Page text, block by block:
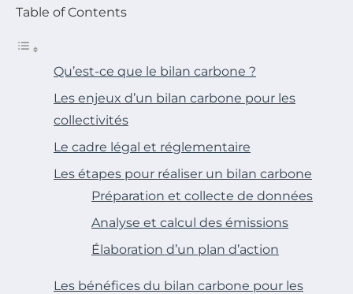
Table of Contents
Qu’est-ce que le bilan carbone ?
Les enjeux d’un bilan carbone pour les
collectivités
Le cadre légal et réglementaire
Les étapes pour réaliser un bilan carbone
Préparation et collecte de données
Analyse et calcul des émissions
Élaboration d’un plan d’action
Les bénéfices du bilan carbone pour les